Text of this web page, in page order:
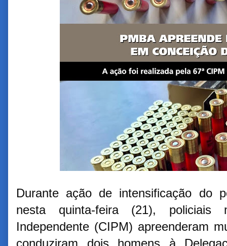
Durante ação de intensificação do
nesta quinta-feira (21), policiais
Independente (CIPM) apreenderam